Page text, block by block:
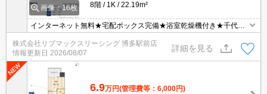
画像：16枚
8階
1K 22.19m²
インターネット無料★宅配ボックス完備★浴室乾燥機付き★千代県
庁口駅まで徒歩圏内★
株式会社リブマックスリーシング 博多駅前店
情報更新日 2026/08/07
詳細を見る
6.9万円(管理費等：6,000円)